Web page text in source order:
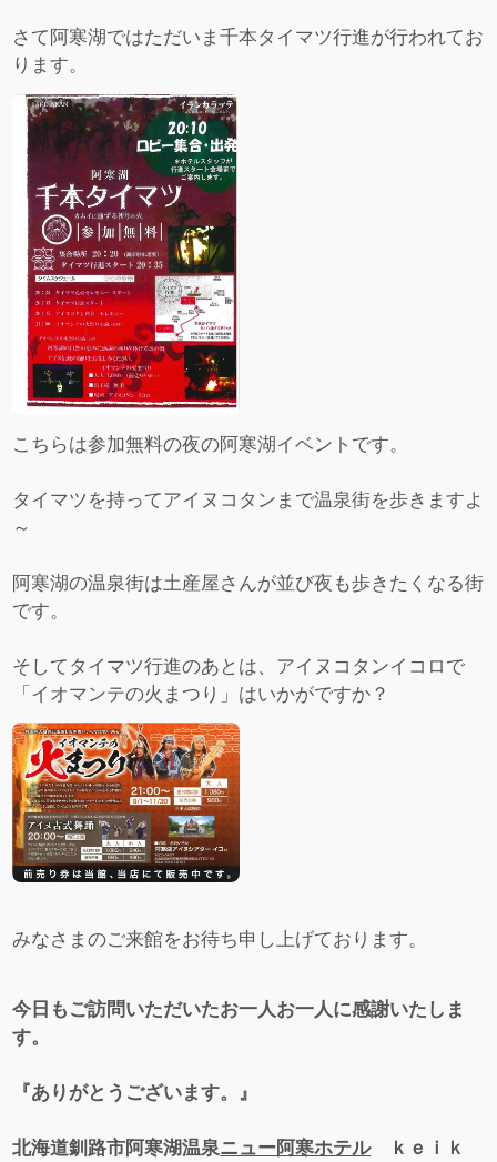
さて阿寒湖ではただいま千本タイマツ行進が行われてお
ります。
こちらは参加無料の夜の阿寒湖イベントです。
タイマツを持ってアイヌコタンまで温泉街を歩きますよ
～
阿寒湖の温泉街は土産屋さんが並び夜も歩きたくなる街
です。
そしてタイマツ行進のあとは、アイヌコタンイコロで
「イオマンテの火まつり」はいかがですか？
みなさまのご来館をお待ち申し上げております。
今日もご訪問いただいたお一人お一人に感謝いたしま
す。
『ありがとうございます。』
北海道釧路市阿寒湖温泉ニュー阿寒ホテルｋｅｉｋ